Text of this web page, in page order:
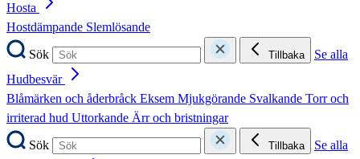
Hosta
Hostdämpande Slemlösande
Sök
Tillbaka
Se alla
Hudbesvär
Blåmärken och åderbråck Eksem Mjukgörande Svalkande Torr och
irriterad hud Uttorkande Ärr och bristningar
Sök
Tillbaka
Se alla